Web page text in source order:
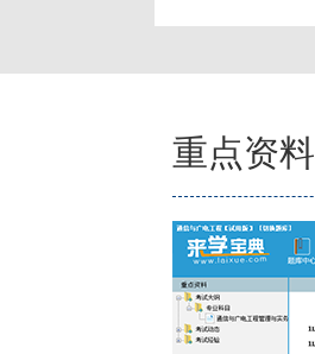
重点资料